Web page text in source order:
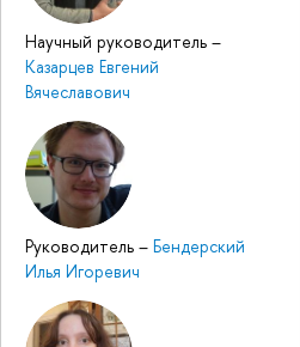
Научный руководитель –
Казарцев Евгений
Вячеславович
Руководитель – Бендерский
Илья Игоревич